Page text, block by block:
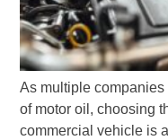
As multiple
of motor oil, choosing
commercial vehicle is